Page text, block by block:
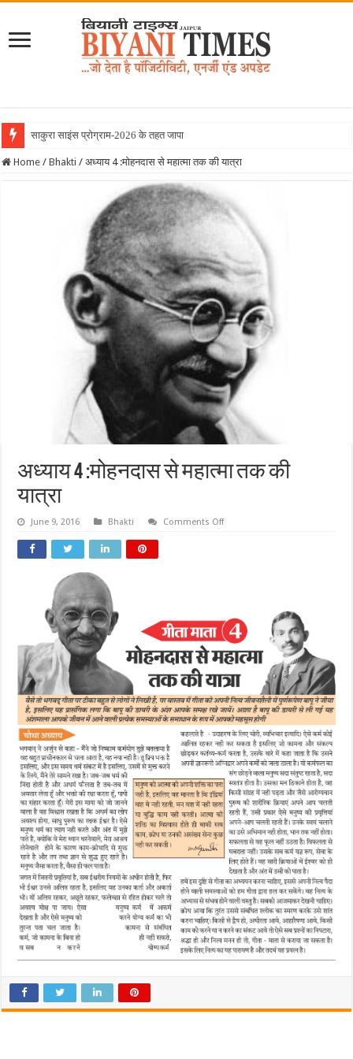
साकुरा साइंस प्रोग्राम-2026 के तहत जापान रवाना हुई
Home / Bhakti / अध्याय 4 :मोहनदास से महात्मा तक की यात्रा
अध्याय 4 :मोहनदास से महात्मा तक की
यात्रा
June 9, 2016 Bhakti Comments Offon